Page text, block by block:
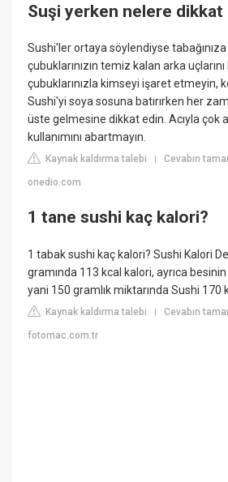
Suşi yerken nelere
Sushi'ler ortaya söylendiyse
çubuklarınızın temiz kalan arka
çubuklarınızla kimseyi işaret etmeyin,
Sushi'yi soya sosuna batırırken her
üste gelmesine dikkat edin. Acıyla çok
kullanımını abartmayın.
Kaynak kaldırma talebi |Cevabın
onedio.com
1 tane sushi kaç kalori?
1 tabak sushi kaç kalori? Sushi Kalori
gramında 113 kcal kalori, ayrıca
yani 150 gramlık miktarında Sushi 170
Kaynak kaldırma talebi |Cevabın
fotomac.com.tr